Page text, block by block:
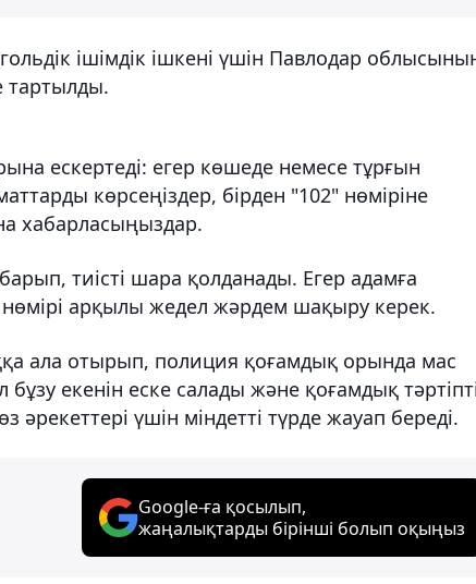
ішімдік ішкені үшін Павлодар
тартылды.
ескертеді: егер көшеде немесе тұрғын
көрсеңіздер, бірден "102" нөміріне
хабарласыңыздар.
тиісті шара қолданады. Егер адамға
арқылы жедел жәрдем шақыру керек.
ала отырып, полиция қоғамдық орында мас
екенін еске салады және қоғамдық
үшін міндетті түрде жауап береді.
Google-ға қосылып,
жаңалықтарды бірінші болып оқыңыз